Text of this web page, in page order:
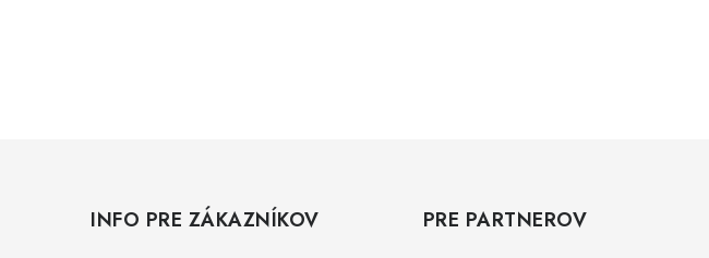
INFO PRE ZÁKAZNÍKOV PRE PARTNEROV